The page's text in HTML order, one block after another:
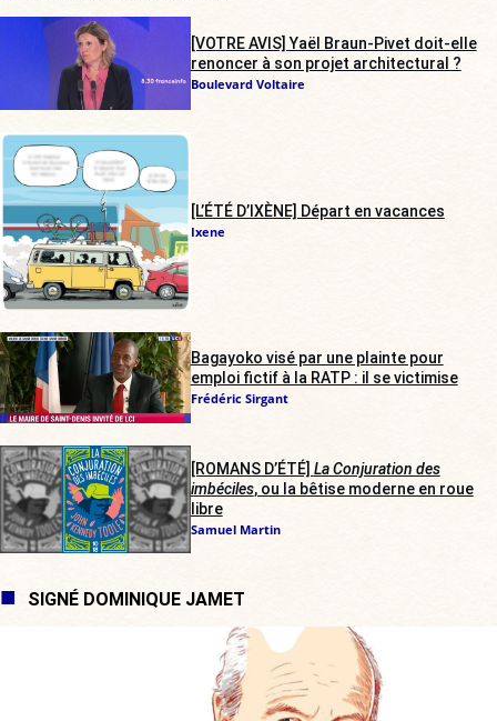
[VOTRE AVIS] Yaël Braun-Pivet doit-elle
renoncer à son projet architectural ?
Boulevard Voltaire
[L’ÉTÉ D’IXÈNE] Départ en vacances
Ixene
Bagayoko visé par une plainte pour
emploi fictif à la RATP : il se victimise
Frédéric Sirgant
[ROMANS D’ÉTÉ] La Conjuration des
imbéciles, ou la bêtise moderne en roue
libre
Samuel Martin
SIGNÉ DOMINIQUE JAMET